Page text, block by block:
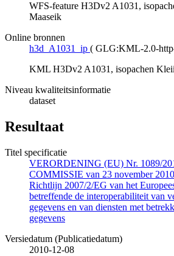
WFS-feature H3Dv2 A1031,
Maaseik
Online bronnen
h3d_A1031_ip ( GLG:KML-2.0-
KML H3Dv2 A1031, isopachen
Niveau kwaliteitsinformatie
dataset
Resultaat
Titel specificatie
VERORDENING (EU) Nr. 1089/
COMMISSIE van 23 november
Richtlijn 2007/2/EG van het
betreffende de interoperabiliteit van
gegevens en van diensten met
gegevens
Versiedatum (Publicatiedatum)
2010-12-08